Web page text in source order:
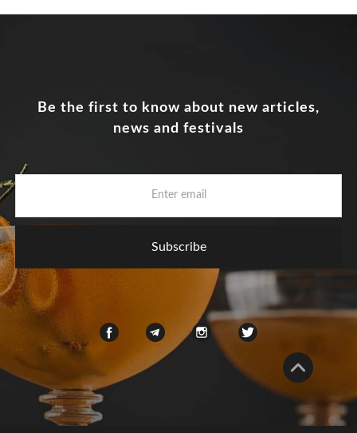
Be the first to know about new articles,
news and festivals